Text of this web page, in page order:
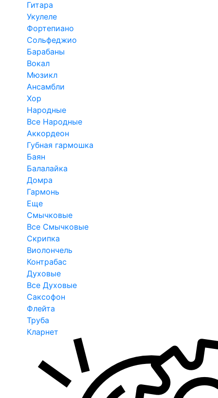
Гитара
Укулеле
Фортепиано
Сольфеджио
Барабаны
Вокал
Мюзикл
Ансамбли
Хор
Народные
Все Народные
Аккордеон
Губная гармошка
Баян
Балалайка
Домра
Гармонь
Еще
Смычковые
Все Смычковые
Скрипка
Виолончель
Контрабас
Духовые
Все Духовые
Саксофон
Флейта
Труба
Кларнет